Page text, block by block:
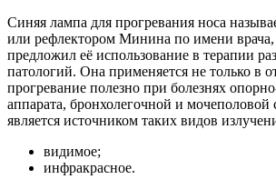
Синяя лампа для прогревания носа
или рефлектором Минина по имени
предложил её использование в терапии
патологий. Она применяется не только в
прогревание полезно при болезнях
аппарата, бронхолегочной и
является источником таких видов
видимое;
инфракрасное.